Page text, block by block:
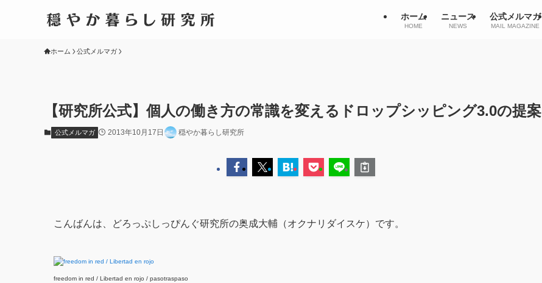
ホーム
HOME
ニュース
NEWS
公式メルマガ
MAIL MAGAZINE
ホーム 公式メルマガ
【研究所公式】個人の働き方の常識を変えるドロップシッピング3.0の提案
公式メルマガ 2013年10月17日 穏やか暮らし研究所
こんばんは、どろっぷしっぴんぐ研究所の奥成大輔（オクナリダイスケ）です。
freedom in red / Libertad en rojo / pasotraspaso